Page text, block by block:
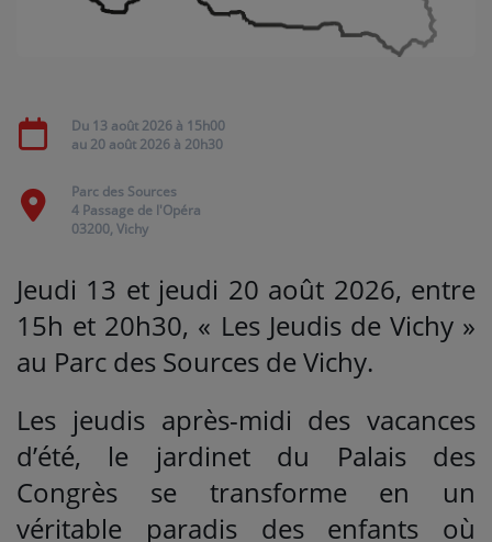
PODCASTS
Agenda
Titres diffusés
Se connecter
Du 13 août 2026 à 15h00
au 20 août 2026 à 20h30
Parc des Sources
4 Passage de l'Opéra
03200, Vichy
Jeudi 13 et jeudi 20 août 2026, entre
15h et 20h30, « Les Jeudis de Vichy »
au Parc des Sources de Vichy.
Les jeudis après-midi des vacances
d’été, le jardinet du Palais des
Congrès se transforme en un
véritable paradis des enfants où